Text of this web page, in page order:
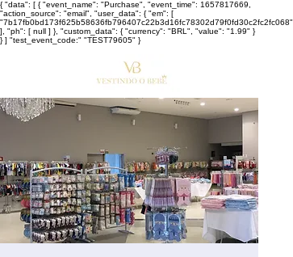
{ "data": [ { "event_name": "Purchase", "event_time": 1657817669,
"action_source": "email", "user_data": { "em": [
"7b17fb0bd173f625b58636fb796407c22b3d16fc78302d79f0fd30c2fc2fc068"
], "ph": [ null ] }, "custom_data": { "currency": "BRL", "value": "1.99" }
} ] "test_event_code:" "TEST79605" }